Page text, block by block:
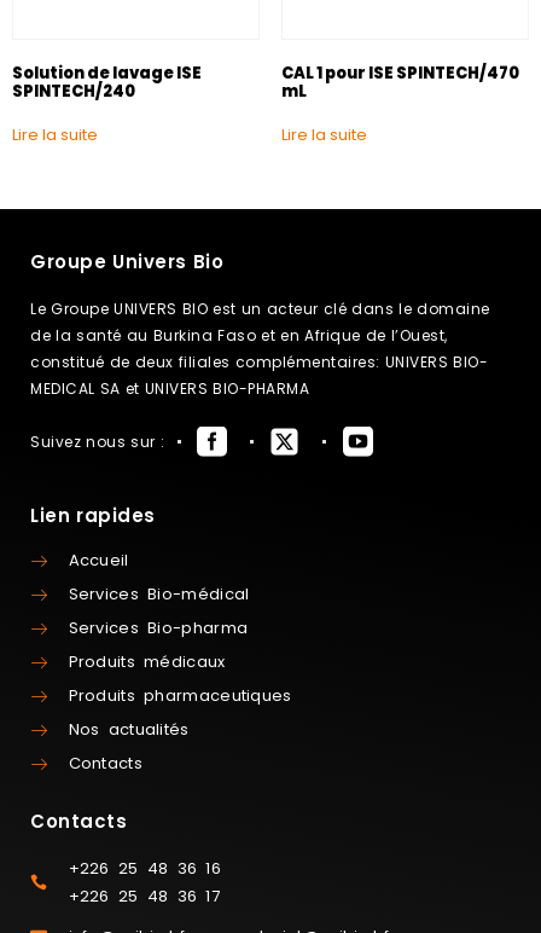
Solution de lavage ISE
SPINTECH/240
Lire la suite
CAL 1 pour ISE SPINTECH/470
mL
Lire la suite
Groupe Univers Bio
Le Groupe UNIVERS BIO est un acteur clé dans le domaine
de la santé au Burkina Faso et en Afrique de l’Ouest,
constitué de deux filiales complémentaires: UNIVERS BIO-
MEDICAL SA et UNIVERS BIO-PHARMA
Suivez nous sur :
Lien rapides
Accueil
Services Bio-médical
Services Bio-pharma
Produits médicaux
Produits pharmaceutiques
Nos actualités
Contacts
Contacts
+226 25 48 36 16
+226 25 48 36 17